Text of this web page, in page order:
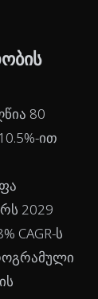
80
ით
2029
CAGR-ს